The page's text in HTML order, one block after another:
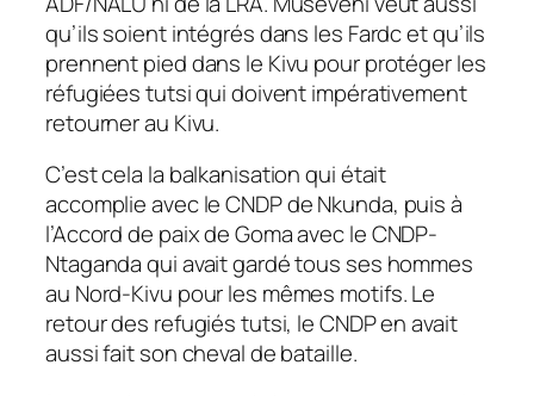
qu’ils soient intégrés dans les Fardc et qu’ils
prennent pied dans le Kivu pour protéger les
réfugiées tutsi qui doivent impérativement
retourner au Kivu.
C’est cela la balkanisation qui était
accomplie avec le CNDP de Nkunda, puis à
l’Accord de paix de Goma avec le CNDP-
Ntaganda qui avait gardé tous ses hommes
au Nord-Kivu pour les mêmes motifs. Le
retour des refugiés tutsi, le CNDP en avait
aussi fait son cheval de bataille.